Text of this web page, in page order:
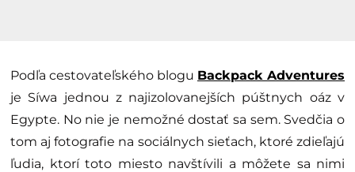
Podľa cestovateľského blogu Backpack Adventures
je Síwa jednou z najizolovanejších púštnych oáz v
Egypte. No nie je nemožné dostať sa sem. Svedčia o
tom aj fotografie na sociálnych sieťach, ktoré zdieľajú
ľudia, ktorí toto miesto navštívili a môžete sa nimi